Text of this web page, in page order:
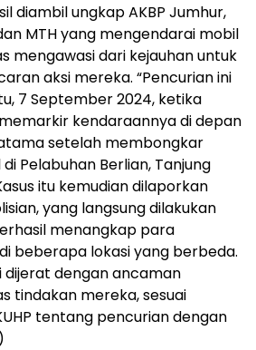
diambil ungkap AKBP Jumhur,
MTH yang mengendarai mobil
mengawasi dari kejauhan untuk
aksi mereka. “Pencurian ini
7 September 2024, ketika
kendaraannya di depan
setelah membongkar
Pelabuhan Berlian, Tanjung
itu kemudian dilaporkan
yang langsung dilakukan
menangkap para
beberapa lokasi yang berbeda.
dijerat dengan ancaman
tindakan mereka, sesuai
tentang pencurian dengan